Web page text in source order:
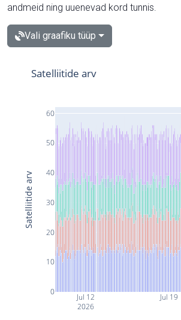
andmeid ning uuenevad kord tunnis.
Vali graafiku tüüp
Jul 12
2026
Jul 19
0
10
20
30
40
50
60
Satelliitide arv
Satelliitide arv